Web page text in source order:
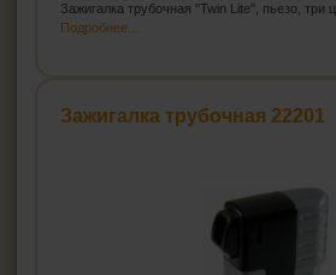
Зажигалка трубочная "Twin Lite", пьезо, три
Подробнее...
Зажигалка трубочная 22201